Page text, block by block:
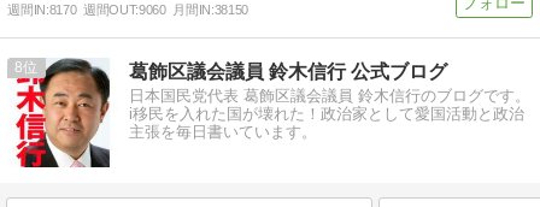
週間IN:8170 週間OUT:9060 月間IN:38150
8 葛飾区議会議員 鈴木信行 公式ブログ
日本国民党代表 葛飾区議会議員 鈴木信行のブログです。
i移民を入れた国が壊れた！政治家として愛国活動と政治
主張を毎日書いています。